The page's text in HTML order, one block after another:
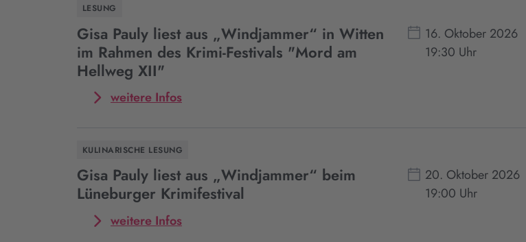
liest
aus
„Windjammer“
Salzungen
LESUNG
Gisa Pauly liest aus „Windjammer“ in Witten
im Rahmen des Krimi-Festivals "Mord am
Hellweg XII"
16. Oktober 2026
19:30 Uhr
weitere InfosMehr
Pauly
liest
aus
„Windjammer“
Witten
KULINARISCHE LESUNG
Gisa Pauly liest aus „Windjammer“ beim
Lüneburger Krimifestival
20. Oktober 2026
19:00 Uhr
weitere InfosMehr